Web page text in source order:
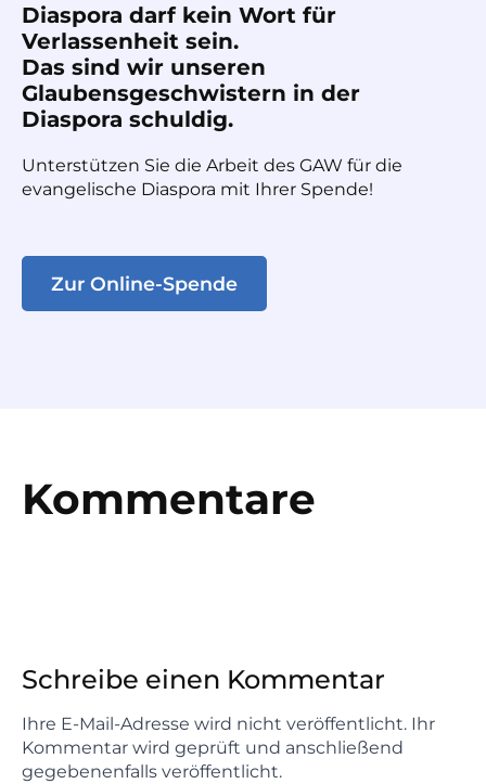
Diaspora darf kein Wort für
Verlassenheit sein.
Das sind wir unseren
Glaubensgeschwistern in der
Diaspora schuldig.
Unterstützen Sie die Arbeit des GAW für die
evangelische Diaspora mit Ihrer Spende!
Zur Online-Spende
Kommentare
Schreibe einen Kommentar
Ihre E-Mail-Adresse wird nicht veröffentlicht. Ihr
Kommentar wird geprüft und anschließend
gegebenenfalls veröffentlicht.